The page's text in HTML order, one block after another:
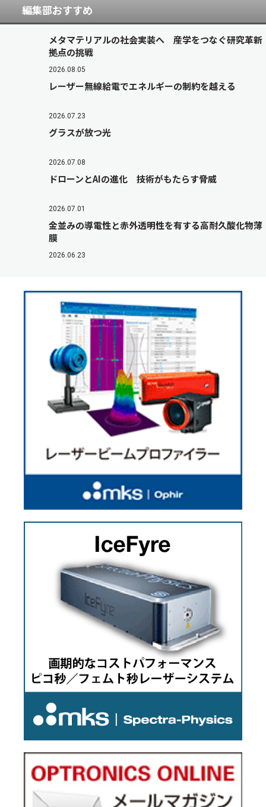
編集部おすすめ
メタマテリアルの社会実装へ 産学をつなぐ研究革新
拠点の挑戦
2026.08.05
レーザー無線給電でエネルギーの制約を越える
2026.07.23
グラスが放つ光
2026.07.08
ドローンとAIの進化 技術がもたらす脅威
2026.07.01
金並みの導電性と赤外透明性を有する高耐久酸化物薄
膜
2026.06.23